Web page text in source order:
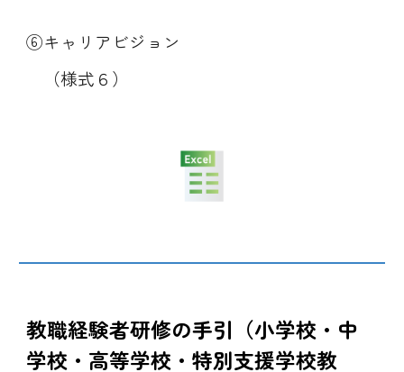
⑥キャリアビジョン
（様式６）
教職経験者研修の手引（小学校・中
学校・高等学校・特別支援学校教